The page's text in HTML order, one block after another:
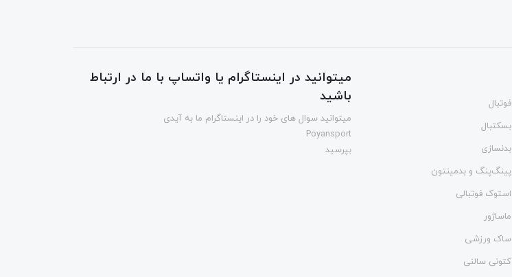
فوتبال
بسکتبال
بدنسازی
پینگ‌پنگ و بدمينتون
استوک فوتبالی
ماساژور
ساک ورزشی
کتونی سالنی
میتوانید در اینستاگرام یا واتساپ با ما در ارتباط
باشید
میتوانید سوال های خود را در اینستاگرام ما به آیدی
Poyansport
بپرسید